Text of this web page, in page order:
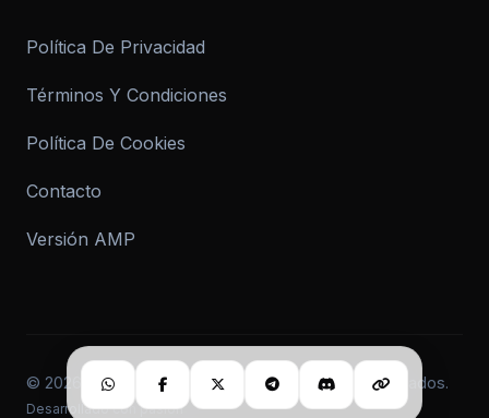
Política De Privacidad
Términos Y Condiciones
Política De Cookies
Contacto
Versión AMP
© 2026 informar.com.ar. Todos los derechos reservados.
Desarrollado con pasión